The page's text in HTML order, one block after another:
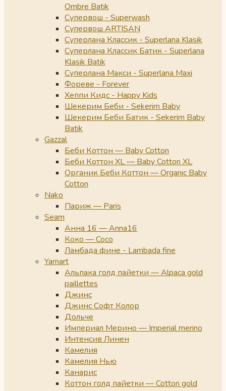
Ombre Batik
Супервош - Superwash
Супервош ARTISAN
Суперлана Классик - Superlana Klasik
Суперлана Классик Батик - Superlana
Klasik Batik
Суперлана Макси - Superlana Maxi
Фореве - Forever
Хеппи Кидс - Happy Kids
Шекерим Беби - Sekerim Baby
Шекерим Беби Батик - Sekerim Baby
Batik
Gazzal
Беби Коттон — Baby Cotton
Беби Коттон XL — Baby Cotton XL
Органик Беби Коттон — Organic Baby
Cotton
Nako
Париж — Paris
Seam
Анна 16 — Anna16
Коко — Coco
Ламбада фине - Lambada fine
Yarnart
Альпака голд пайетки — Alpaca gold
paillettes
Джинс
Джинс Софт Колор
Дольче
Империал Мерино — Imperial merino
Интенсив Линен
Камелия
Камелия Нью
Канарис
Коттон голд пайетки — Cotton gold